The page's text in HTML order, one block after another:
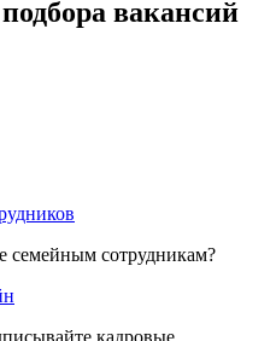
вакансий
семейным сотрудникам?
кадровые